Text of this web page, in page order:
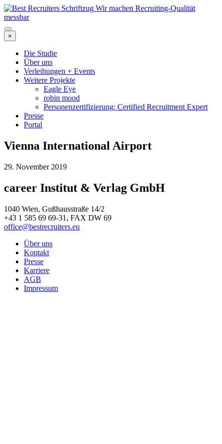
Wir machen Recruiting-Qualität
messbar
×
Die Studie
Über uns
Verleihungen + Events
Weitere Projekte
Eagle Eye
robin mood
Personenzertifizierung: Certified Recruitment Expert
Presse
Portal
Vienna International Airport
29. November 2019
career Institut & Verlag GmbH
1040 Wien, Gußhausstraße 14/2
+43 1 585 69 69-31, FAX DW 69
office@bestrecruiters.eu
Über uns
Kontakt
Presse
Karriere
AGB
Impressum